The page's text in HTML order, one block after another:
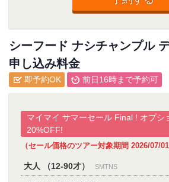
シーフード ナシチャンプル
申し込み料金
即予約OK 前日16時まで予約可
マイマイ サマーセール Final ! オプシ
20%OFF!
（セール価格のツアー対象期間 2026/07/
大人 （12-90才） SMTNS